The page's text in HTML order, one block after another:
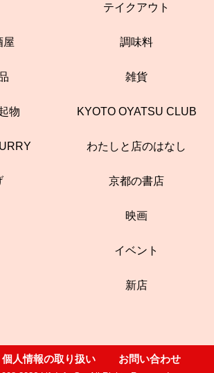
テイクアウト
屋 調味料
雑貨
物 KYOTO OYATSU CLUB
わたしと店のはなし
京都の書店
映画
イベント
新店
個人情報の取り扱い お問い合わせ